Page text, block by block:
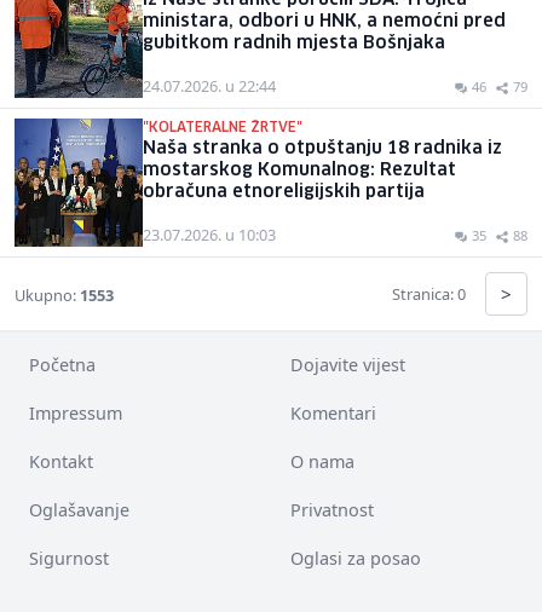
ministara, odbori u HNK, a nemoćni pred
gubitkom radnih mjesta Bošnjaka
24.07.2026. u 22:44 46 79
"KOLATERALNE ŽRTVE"
Naša stranka o otpuštanju 18 radnika iz
mostarskog Komunalnog: Rezultat
obračuna etnoreligijskih partija
23.07.2026. u 10:03 35 88
Ukupno: 1553 Stranica: 0 >
Početna Dojavite vijest
Impressum Komentari
Kontakt O nama
Oglašavanje Privatnost
Sigurnost Oglasi za posao